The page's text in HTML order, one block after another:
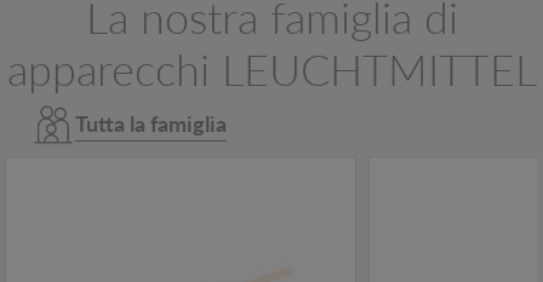
La nostra famiglia di
apparecchi LEUCHTMITTEL
Tutta la famiglia